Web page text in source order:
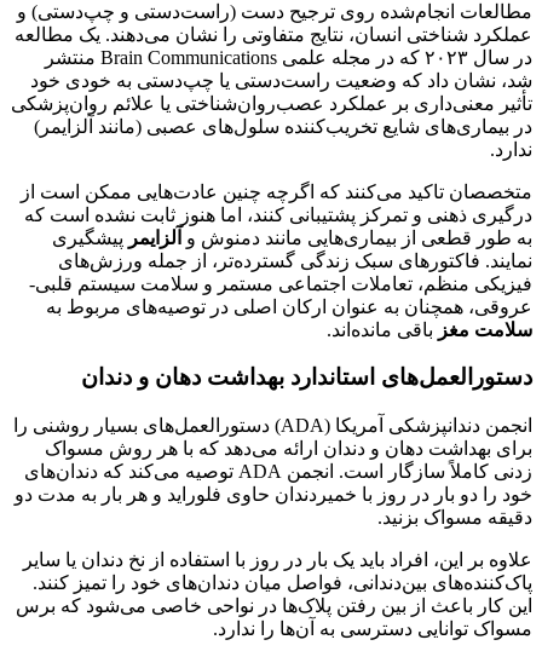
مطالعات انجام‌شده روی ترجیح دست (راست‌دستی و چپ‌دستی) و
عملکرد شناختی انسان، نتایج متفاوتی را نشان می‌دهند. یک مطالعه
در سال ۲۰۲۳ که در مجله علمی Brain Communications منتشر
شد، نشان داد که وضعیت راست‌دستی یا چپ‌دستی به خودی خود
تأثیر معنی‌داری بر عملکرد عصب‌روان‌شناختی یا علائم روان‌پزشکی
در بیماری‌های شایع تخریب‌کننده سلول‌های عصبی (مانند آلزایمر)
ندارد.
متخصصان تاکید می‌کنند که اگرچه چنین عادت‌هایی ممکن است از
درگیری ذهنی و تمرکز پشتیبانی کنند، اما هنوز ثابت نشده است که
به طور قطعی از بیماری‌هایی مانند دمنوش و آلزایمر پیشگیری
نمایند. فاکتورهای سبک زندگی گسترده‌تر، از جمله ورزش‌های
فیزیکی منظم، تعاملات اجتماعی مستمر و سلامت سیستم قلبی-
عروقی، همچنان به عنوان ارکان اصلی در توصیه‌های مربوط به
سلامت مغز باقی مانده‌اند.
دستورالعمل‌های استاندارد بهداشت دهان و دندان
انجمن دندانپزشکی آمریکا (ADA) دستورالعمل‌های بسیار روشنی را
برای بهداشت دهان و دندان ارائه می‌دهد که با هر روش مسواک
زدنی کاملاً سازگار است. انجمن ADA توصیه می‌کند که دندان‌های
خود را دو بار در روز با خمیردندان حاوی فلوراید و هر بار به مدت دو
دقیقه مسواک بزنید.
علاوه بر این، افراد باید یک بار در روز با استفاده از نخ دندان یا سایر
پاک‌کننده‌های بین‌دندانی، فواصل میان دندان‌های خود را تمیز کنند.
این کار باعث از بین رفتن پلاک‌ها در نواحی خاصی می‌شود که برس
مسواک توانایی دسترسی به آن‌ها را ندارد.